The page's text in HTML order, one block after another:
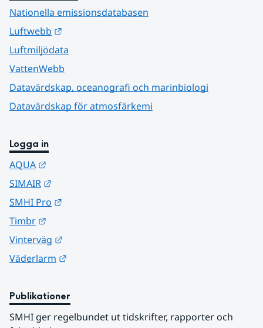
Nationella emissionsdatabasen
Luftwebb
Luftmiljödata
VattenWebb
Datavärdskap, oceanografi och marinbiologi
Datavärdskap för atmosfärkemi
Logga in
AQUA
SIMAIR
SMHI Pro
Timbr
Vinterväg
Väderlarm
Publikationer
SMHI ger regelbundet ut tidskrifter, rapporter och